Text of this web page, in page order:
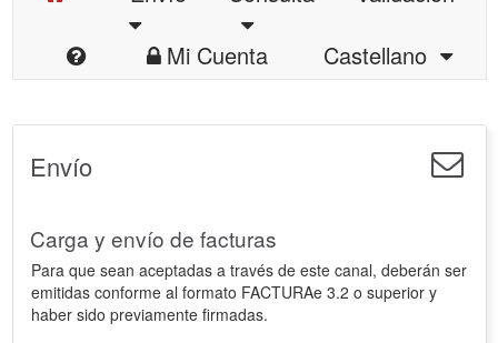
Mi Cuenta
Castellano
Envío
Carga y envío de facturas
Para que sean aceptadas a través de este canal, deberán ser
emitidas conforme al formato FACTURAe 3.2 o superior y
haber sido previamente firmadas.